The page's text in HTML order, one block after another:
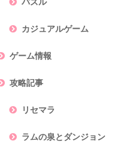
カジュアルゲーム
ゲーム情報
攻略記事
リセマラ
ラムの泉とダンジョン